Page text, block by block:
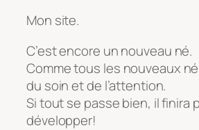
Mon site.
C’est encore un nouveau né.
Comme tous les nouveaux
du soin et de l’attention.
Si tout se passe bien, il finira
développer!